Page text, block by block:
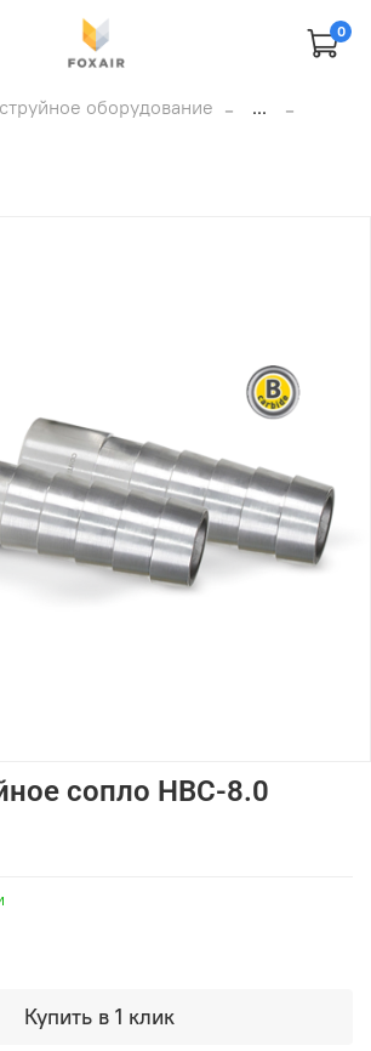
0
оборудование
...
сопло HBC-8.0
Купить в 1 клик